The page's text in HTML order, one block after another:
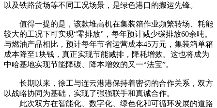
以及铁路货场等不同工况场景，是绿色港口的搬运先锋。
值得一提的是，该款堆高机在集装箱作业频繁转场、耗能
较大的工况下可实现“零排放”，每年预计减少碳排放60余吨。
与燃油产品相比，预计每年节省运营成本45万元，集装箱单箱
成本降至1块钱，真正实现节能减排，降耗增效。这也将成为
中哈基地实现节能降碳、降本增效的又一“法宝”。
长期以来，徐工与连云港港保持着密切的合作关系，双方
以战略协同为基础，实现了强强联手和真诚合作。
此次双方在智能化、数字化、绿色化和可循环发展的道路